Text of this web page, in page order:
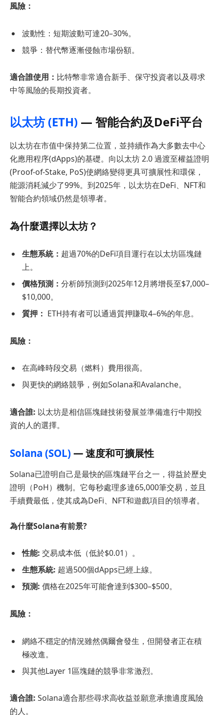
風險：
波動性：短期波動可達20–30%。
競爭：替代幣逐漸侵蝕市場份額。
適合誰使用： 比特幣非常適合新手、保守投資者以及尋求
中等風險的長期投資者。
以太坊 (ETH) — 智能合約及DeFi平台
以太坊在市值中保持第二位置，並持續作為大多數去中心
化應用程序(dApps)的基礎。向以太坊 2.0 過渡至權益證明
(Proof-of-Stake, PoS)使網絡變得更具可擴展性和環保，
能源消耗減少了99%。到2025年，以太坊在DeFi、NFT和
智能合約領域仍然是領導者。
為什麼選擇以太坊？
生態系統： 超過70%的DeFi項目運行在以太坊區塊鏈
上。
價格預測： 分析師預測到2025年12月將增長至$7,000–
$10,000。
質押： ETH持有者可以通過質押賺取4–6%的年息。
風險：
在高峰時段交易（燃料）費用很高。
與更快的網絡競爭，例如Solana和Avalanche。
適合誰: 以太坊是相信區塊鏈技術發展並準備進行中期投
資的人的選擇。
Solana (SOL)— 速度和可擴展性
Solana已證明自己是最快的區塊鏈平台之一，得益於歷史
證明（PoH）機制。它每秒處理多達65,000筆交易，並且
手續費最低，使其成為DeFi、NFT和遊戲項目的領導者。
為什麼Solana有前景?
性能: 交易成本低（低於$0.01）。
生態系統: 超過500個dApps已經上線。
預測: 價格在2025年可能會達到$300–$500。
風險：
網絡不穩定的情況雖然偶爾會發生，但開發者正在積
極改進。
與其他Layer 1區塊鏈的競爭非常激烈。
適合誰: Solana適合那些尋求高收益並願意承擔適度風險
的人。